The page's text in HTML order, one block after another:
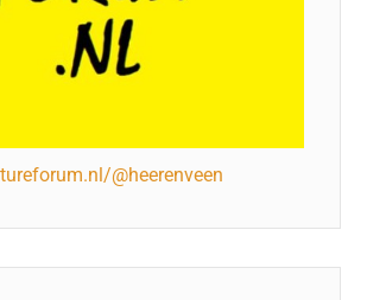
@heerenveen